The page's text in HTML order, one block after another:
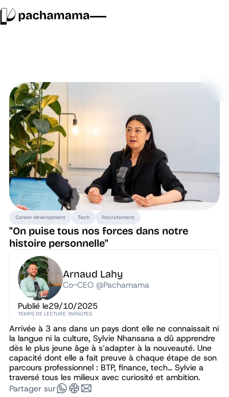
Career development Tech Recrutement
"On puise tous nos forces dans notre
histoire personnelle"
Arnaud Lahy
Co-CEO @Pachamama
Publié le29/10/2025
TEMPS DE LECTURE :1MINUTES
Arrivée à 3 ans dans un pays dont elle ne connaissait ni
la langue ni la culture, Sylvie Nhansana a dû apprendre
dès le plus jeune âge à s’adapter à la nouveauté. Une
capacité dont elle a fait preuve à chaque étape de son
parcours professionnel : BTP, finance, tech… Sylvie a
traversé tous les milieux avec curiosité et ambition.
Partager sur